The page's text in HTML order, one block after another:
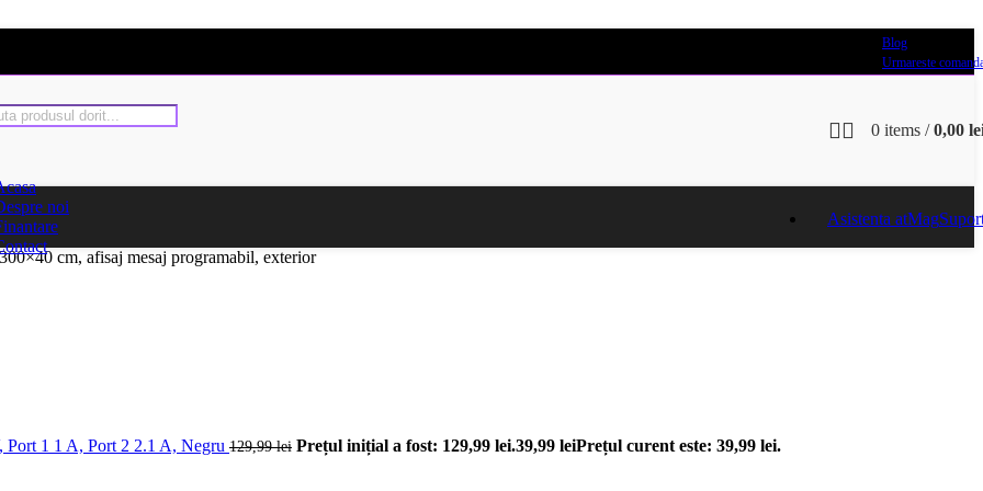
Blog
Urmareste
0 items / 0,00
noi
Asistenta atMag
cm, afisaj mesaj programabil, exterior
1 1 A, Port 2 2.1 A, Negru 129,99lei Prețul inițial a fost: 129,99 lei.39,99 leiPrețul curent este: 39,99 lei.